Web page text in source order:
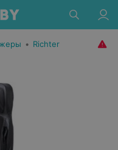
• Richter